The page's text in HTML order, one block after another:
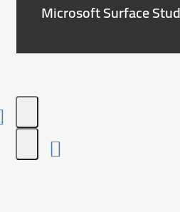
Microsoft Surface